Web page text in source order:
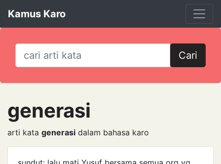
Kamus Karo
Cari
generasi
arti kata generasi dalam bahasa karo